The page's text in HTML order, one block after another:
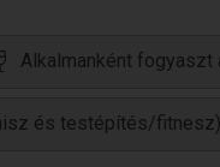
Alkalmanként fogyaszt
és testépítés/fitnesz)